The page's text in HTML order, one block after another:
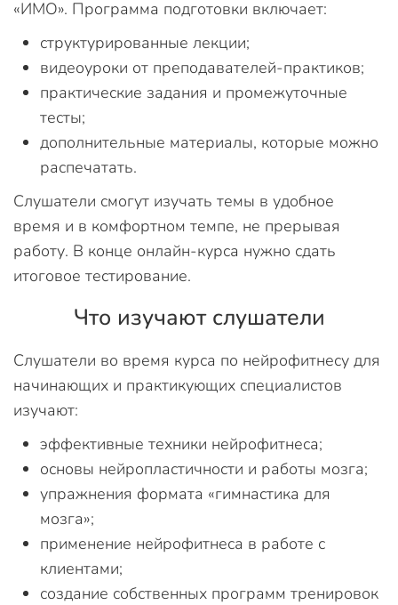
«ИМО». Программа подготовки включает:
структурированные лекции;
видеоуроки от преподавателей-практиков;
практические задания и промежуточные
тесты;
дополнительные материалы, которые можно
распечатать.
Слушатели смогут изучать темы в удобное
время и в комфортном темпе, не прерывая
работу. В конце онлайн-курса нужно сдать
итоговое тестирование.
Что изучают слушатели
Слушатели во время курса по нейрофитнесу для
начинающих и практикующих специалистов
изучают:
эффективные техники нейрофитнеса;
основы нейропластичности и работы мозга;
упражнения формата «гимнастика для
мозга»;
применение нейрофитнеса в работе с
клиентами;
создание собственных программ тренировок